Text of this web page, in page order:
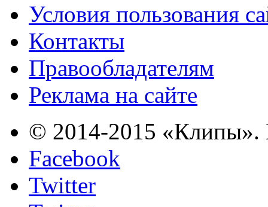
Условия пользования
Контакты
Правообладателям
Реклама на сайте
© 2014-2015 «Клипы».
Facebook
Twitter